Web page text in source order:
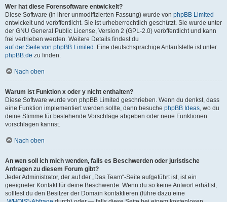
Wer hat diese Forensoftware entwickelt?
Diese Software (in ihrer unmodifizierten Fassung) wurde von phpBB Limited
entwickelt und veröffentlicht. Sie ist urheberrechtlich geschützt. Sie wurde unter
der GNU General Public License, Version 2 (GPL-2.0) veröffentlicht und kann
frei vertrieben werden. Weitere Details findest du
auf der Seite von phpBB Limited . Eine deutschsprachige Anlaufstelle ist unter
phpBB.de zu finden.
Nach oben
Warum ist Funktion x oder y nicht enthalten?
Diese Software wurde von phpBB Limited geschrieben. Wenn du denkst, dass
eine Funktion implementiert werden sollte, dann besuche phpBB Ideas, wo du
deine Stimme für bestehende Vorschläge abgeben oder neue Funktionen
vorschlagen kannst.
Nach oben
An wen soll ich mich wenden, falls es Beschwerden oder juristische
Anfragen zu diesem Forum gibt?
Jeder Administrator, der auf der „Das Team“-Seite aufgeführt ist, ist ein
geeigneter Kontakt für deine Beschwerde. Wenn du so keine Antwort erhältst,
solltest du den Besitzer der Domain kontaktieren (führe dazu eine